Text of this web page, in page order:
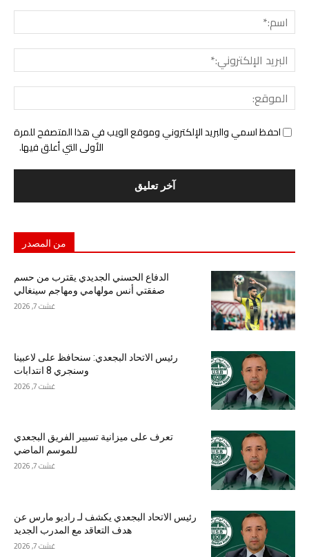
احفظ اسمي والبريد الإلكتروني وموقع الويب في هذا المتصفح للمرة
الأولى التي أعلق فيها.
من المصدر
الدفاع الحسني الجديدي يقترب من حسم
صفقتي أنس مولهامي ومهاجم سينغالي
غشت 7, 2026
رئيس الاتحاد البجعدي: سنحافظ على لاعبينا
وسنجري 8 انتدابات
غشت 7, 2026
تعرف على ميزانية تسيير الفريق البجعدي
للموسم الماضي
غشت 7, 2026
رئيس الاتحاد البجعدي يكشف لـ راديو مارس عن
هدف التعاقد مع المدرب الجديد
غشت 7, 2026